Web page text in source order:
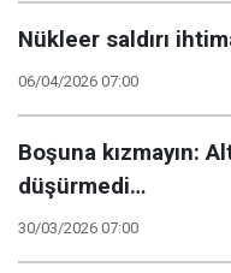
Nükleer saldırı
06/04/2026 07:00
Boşuna kızmayın:
düşürmedi…
30/03/2026 07:00